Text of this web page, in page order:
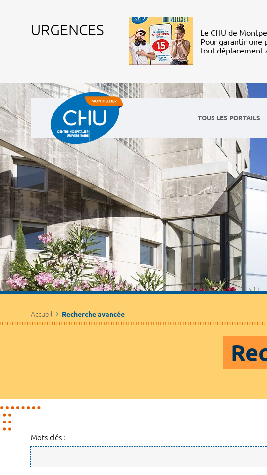
URGENCES
Le CHU de
Pour garantir une
tout déplacement
TOUS LES PORTAILS
Accueil Recherche avancée
Mots-clés :